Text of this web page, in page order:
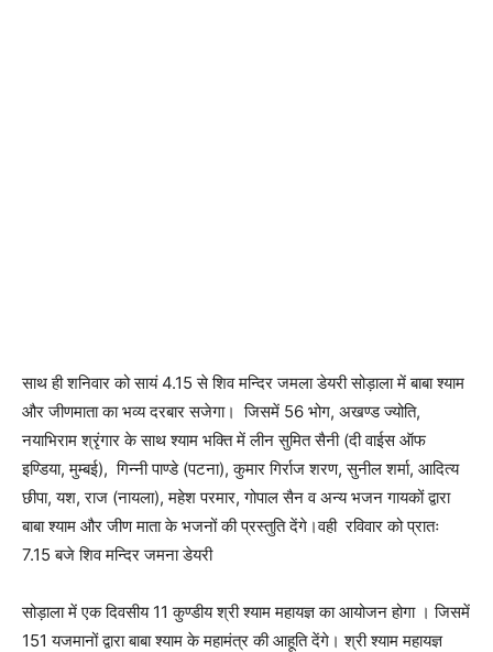
साथ ही शनिवार को सायं 4.15 से शिव मन्दिर जमला डेयरी सोड़ाला में बाबा श्याम
और जीणमाता का भव्य दरबार सजेगा। जिसमें 56 भोग, अखण्ड ज्योति,
नयाभिराम श्रृंगार के साथ श्याम भक्ति में लीन सुमित सैनी (दी वाईस ऑफ
इण्डिया, मुम्बई), गिन्नी पाण्डे (पटना), कुमार गिर्राज शरण, सुनील शर्मा, आदित्य
छीपा, यश, राज (नायला), महेश परमार, गोपाल सैन व अन्य भजन गायकों द्वारा
बाबा श्याम और जीण माता के भजनों की प्रस्तुति देंगे।वही रविवार को प्रातः
7.15 बजे शिव मन्दिर जमना डेयरी
सोड़ाला में एक दिवसीय 11 कुण्डीय श्री श्याम महायज्ञ का आयोजन होगा । जिसमें
151 यजमानों द्वारा बाबा श्याम के महामंत्र की आहूति देंगे। श्री श्याम महायज्ञ